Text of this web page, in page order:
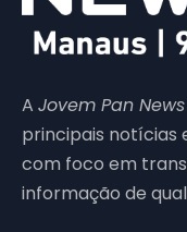
A Jovem Pan
principais notícias
com foco em
informação de